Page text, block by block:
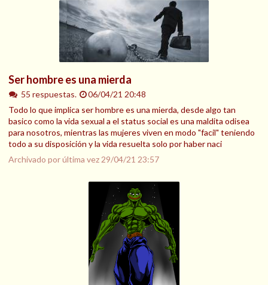
Ser hombre es una mierda
55 respuestas.
06/04/21 20:48
Todo lo que implica ser hombre es una mierda, desde algo tan
basico como la vida sexual a el status social es una maldita odisea
para nosotros, mientras las mujeres viven en modo "facil" teniendo
todo a su disposición y la vida resuelta solo por haber naci
Archivado por última vez 29/04/21 23:57